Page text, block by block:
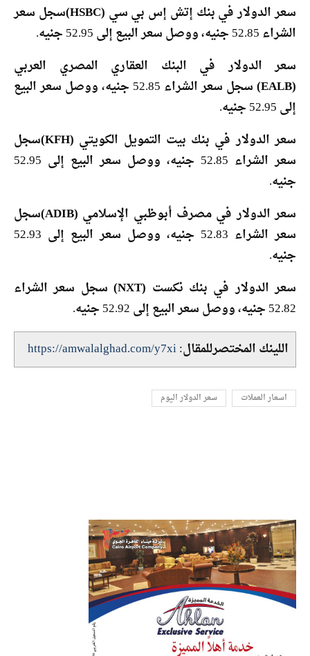
سعر الدولار في بنك إتش إس بي سي (HSBC)
سجل سعر
الشراء 52.85 جنيه، ووصل سعر البيع إلى 52.95 جنيه.
سعر الدولار في البنك العقاري المصري العربي
(EALB)
سجل سعر الشراء 52.85 جنيه، ووصل سعر البيع
إلى 52.95 جنيه.
سعر الدولار في بنك بيت التمويل الكويتي (KFH)
سجل
سعر الشراء 52.85 جنيه، ووصل سعر البيع إلى 52.95
جنيه.
سعر الدولار في مصرف أبوظبي الإسلامي (ADIB)
سجل
سعر الشراء 52.83 جنيه، ووصل سعر البيع إلى 52.93
جنيه.
سعر الدولار في بنك نكست (NXT)
سجل سعر الشراء
52.82 جنيه، ووصل سعر البيع إلى 52.92 جنيه.
اللينك المختصرللمقال:https://amwalalghad.com/y7xi
اسعار العملات سعر الدولار اليوم